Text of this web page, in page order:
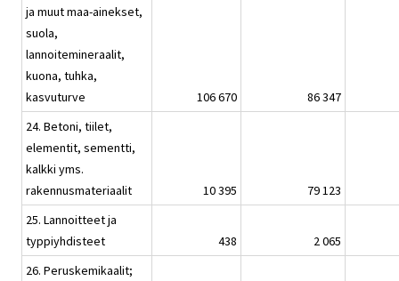
ja muut maa-ainekset,
suola,
lannoitemineraalit,
kuona, tuhka,
kasvuturve
106 670
86 347
24. Betoni, tiilet,
elementit, sementti,
kalkki yms.
rakennusmateriaalit
10 395
79 123
25. Lannoitteet ja
typpiyhdisteet
438
2 065
26. Peruskemikaalit;